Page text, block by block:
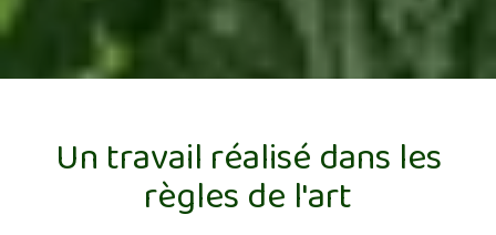
Un travail réalisé dans les
règles de l'art